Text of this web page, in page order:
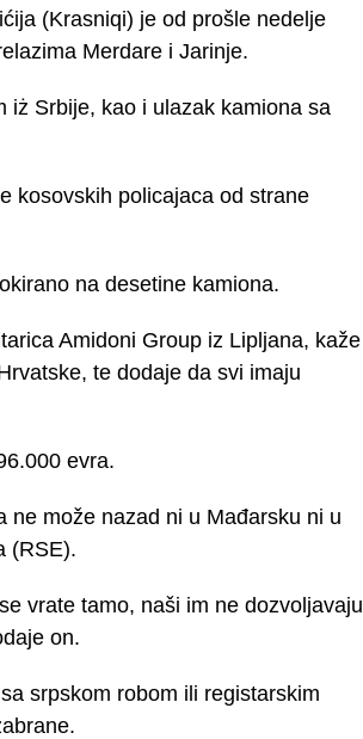
(Krasniqi) je od prošle nedelje
Merdare i Jarinje.
iż Srbije, kao i ulazak kamiona sa
kosovskih policajaca od strane
na desetine kamiona.
Amidoni Group iz Lipljana, kaže
te dodaje da svi imaju
evra.
ne može nazad ni u Mađarsku ni u
(RSE).
vrate tamo, naši im ne dozvoljavaju
on.
srpskom robom ili registarskim